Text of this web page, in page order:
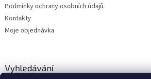
Podmínky ochrany osobních údajů
Kontakty
Moje objednávka
Vyhledávání